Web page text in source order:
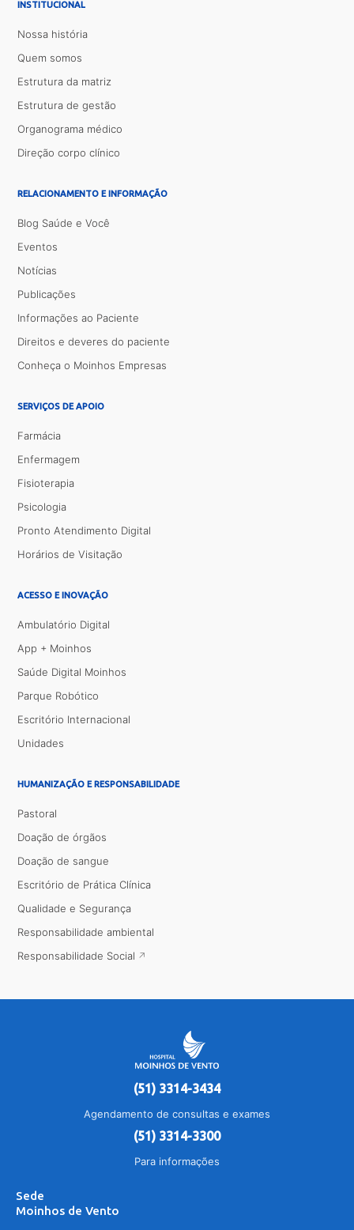
INSTITUCIONAL
Nossa história
Quem somos
Estrutura da matriz
Estrutura de gestão
Organograma médico
Direção corpo clínico
RELACIONAMENTO E INFORMAÇÃO
Blog Saúde e Você
Eventos
Notícias
Publicações
Informações ao Paciente
Direitos e deveres do paciente
Conheça o Moinhos Empresas
SERVIÇOS DE APOIO
Farmácia
Enfermagem
Fisioterapia
Psicologia
Pronto Atendimento Digital
Horários de Visitação
ACESSO E INOVAÇÃO
Ambulatório Digital
App + Moinhos
Saúde Digital Moinhos
Parque Robótico
Escritório Internacional
Unidades
HUMANIZAÇÃO E RESPONSABILIDADE
Pastoral
Doação de órgãos
Doação de sangue
Escritório de Prática Clínica
Qualidade e Segurança
Responsabilidade ambiental
Responsabilidade Social
(51) 3314-3434
Agendamento de consultas e exames
(51) 3314-3300
Para informações
Sede
Moinhos de Vento